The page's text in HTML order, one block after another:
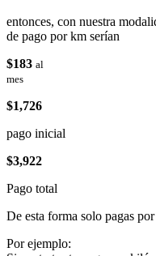
entonces, con nuestra
de pago por km serían
$183 al
mes
$1,726
pago inicial
$3,922
Pago total
De esta forma solo pagas
Por ejemplo: